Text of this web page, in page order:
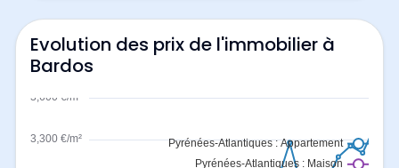
Evolution des prix de l'immobilier à
Bardos